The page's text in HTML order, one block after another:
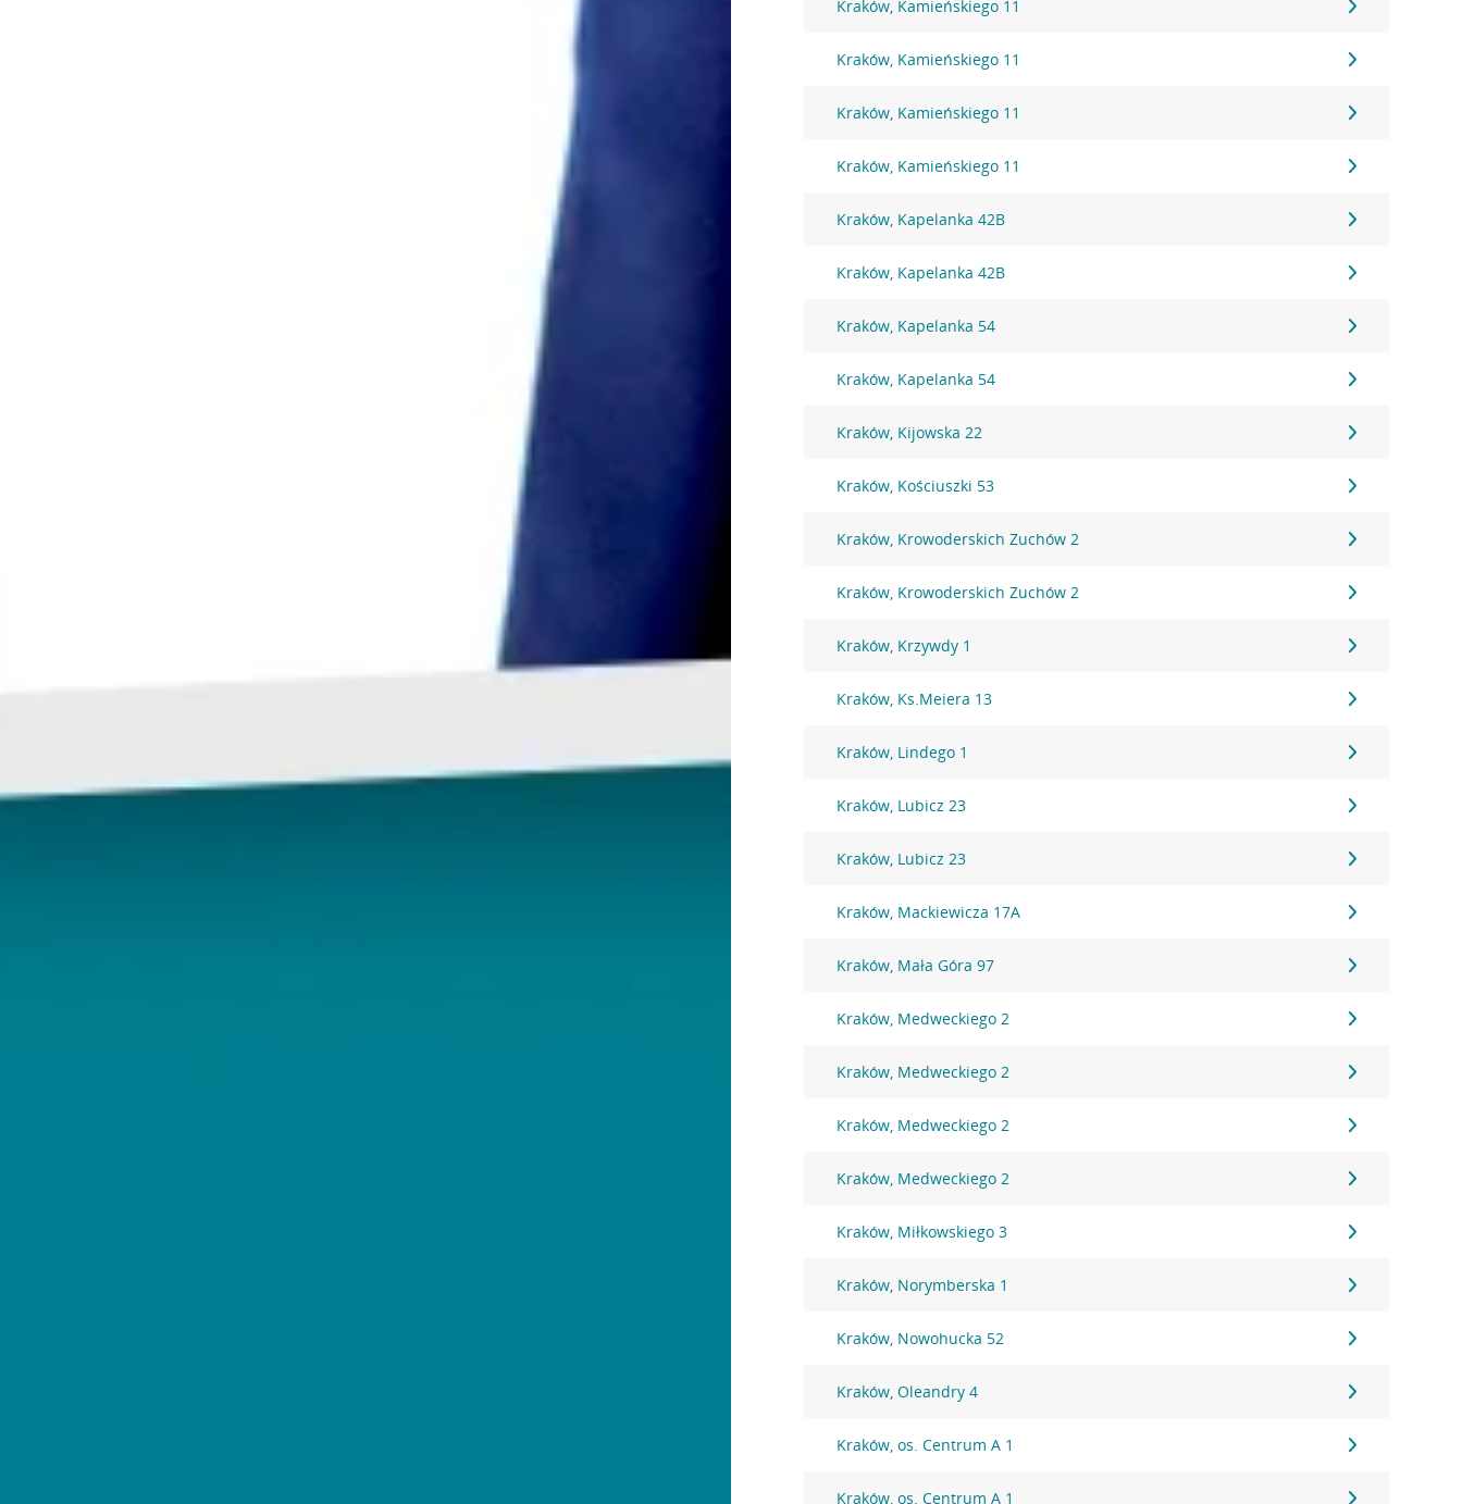
Kraków, Kamieńskiego 11
Kraków, Kamieńskiego 11
Kraków, Kamieńskiego 11
Kraków, Kamieńskiego 11
Kraków, Kapelanka 42B
Kraków, Kapelanka 42B
Kraków, Kapelanka 54
Kraków, Kapelanka 54
Kraków, Kijowska 22
Kraków, Kościuszki 53
Kraków, Krowoderskich Zuchów 2
Kraków, Krowoderskich Zuchów 2
Kraków, Krzywdy 1
Kraków, Ks.Meiera 13
Kraków, Lindego 1
Kraków, Lubicz 23
Kraków, Lubicz 23
Kraków, Mackiewicza 17A
Kraków, Mała Góra 97
Kraków, Medweckiego 2
Kraków, Medweckiego 2
Kraków, Medweckiego 2
Kraków, Medweckiego 2
Kraków, Miłkowskiego 3
Kraków, Norymberska 1
Kraków, Nowohucka 52
Kraków, Oleandry 4
Kraków, os. Centrum A 1
Kraków, os. Centrum A 1